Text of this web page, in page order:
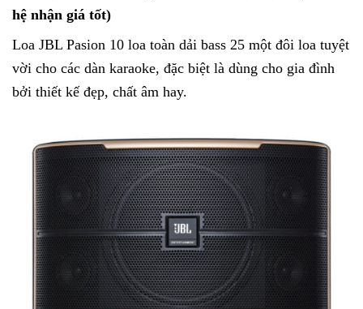
hệ nhận giá tốt)
Loa JBL Pasion 10 loa toàn dải bass 25 một đôi loa tuyệt
vời cho các dàn karaoke, đặc biệt là dùng cho gia đình
bởi thiết kế đẹp, chất âm hay.